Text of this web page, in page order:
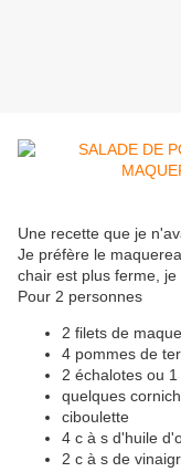
Une recette que je
Je préfère le
chair est plus ferme, je
Pour 2 personnes
2 filets de
4 pommes de
2 échalotes ou
quelques
ciboulette
4 c à s d'huile
2 c à s de